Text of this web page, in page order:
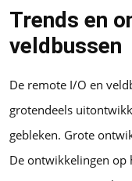
Trends en
veldbussen
De remote I/O en
grotendeels
gebleken. Grote
De ontwikkelingen op